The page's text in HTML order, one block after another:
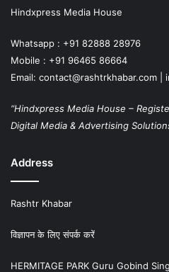
Hindxpress Media House
Whatsapp : +91 82888 28976
Mobile : +91 96465 86664
Email: contact@rashtrkhabar.com |
“Hindxpress Media House –
Digital Media & Advertising
Address
Rashtr Khabar
विज्ञापन के लिए संपर्क करें
HERMITAGE PARK Guru Gobind